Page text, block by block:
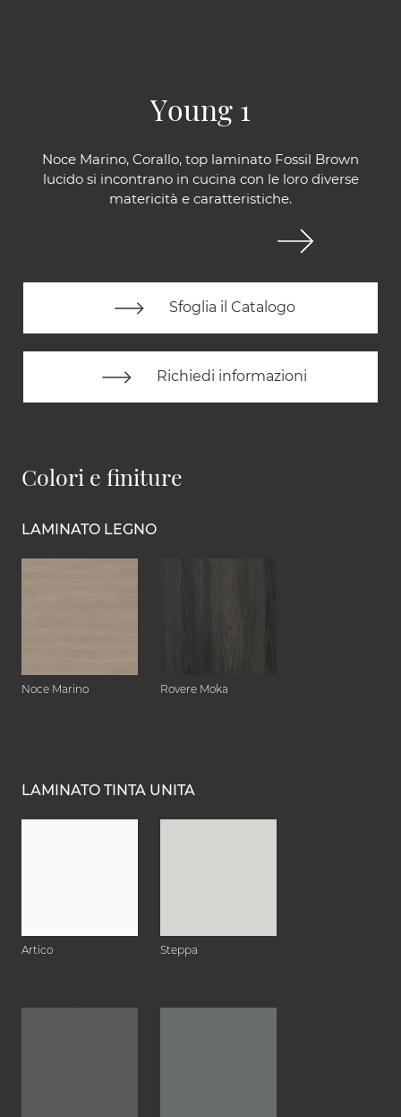
Noce Marino, Corallo, top laminato Fossil Brown
lucido si incontrano in cucina con le loro diverse
matericità e caratteristiche.
Sfoglia il Catalogo
Richiedi informazioni
Young 1
Colori e finiture
LAMINATO LEGNO
Noce Marino Rovere Moka
LAMINATO TINTA UNITA
Artico Steppa